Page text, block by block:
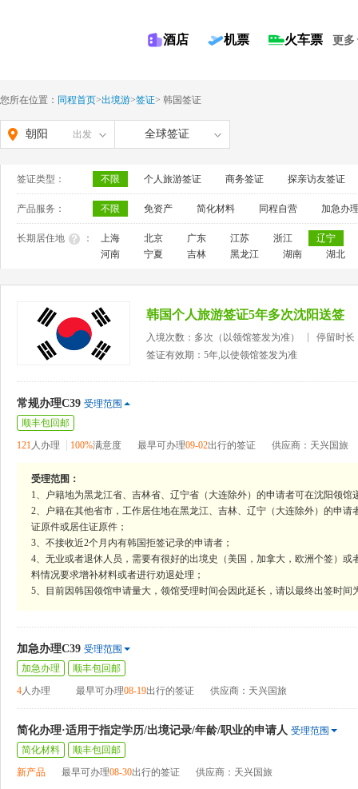
酒店 机票 火车票 更多
您所在位置： 同程首页>出境游>签证> 韩国签证
朝阳 出发 全球签证
签证类型： 不限 个人旅游签证 商务签证 探亲访友签证
产品服务： 不限 免资产 简化材料 同程自营 加急办
长期居住地 ： 上海 北京 广东 江苏 浙江
辽宁
河南
宁夏 吉林 黑龙江 湖南 湖北
韩国个人旅游签证5年多次沈阳送签
入境次数：多次（以领馆签发为准）
停留时长
签证有效期：5年,以使领馆签发为准
常规办理C39 受理范围
顺丰包回邮
121人办理 100%满意度 最早可办理09-02出行的签证 供应商：天兴国旅
受理范围：
1、户籍地为黑龙江省、吉林省、辽宁省（大连除外）的申请者可在沈阳领馆
2、户籍在其他省市，工作居住地在黑龙江、吉林、辽宁（大连除外）的申
证原件或居住证原件；
3、不接收近2个月内有韩国拒签记录的申请者；
4、无业或者退休人员，需要有很好的出境史（美国，加拿大，欧洲个签）
料情况要求增补材料或者进行劝退处理；
5、目前因韩国领馆申请量大，领馆受理时间会因此延长，请以最终出签时
加急办理C39 受理范围
加急办理
顺丰包回邮
4人办理 最早可办理08-19出行的签证 供应商：天兴国旅
简化办理·适用于指定学历/出境记录/年龄/职业的申请人 受理范围
简化材料
顺丰包回邮
新产品
最早可办理08-30出行的签证 供应商：天兴国旅